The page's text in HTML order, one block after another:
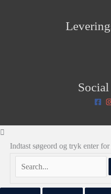
Indtast søgeord og tryk enter for